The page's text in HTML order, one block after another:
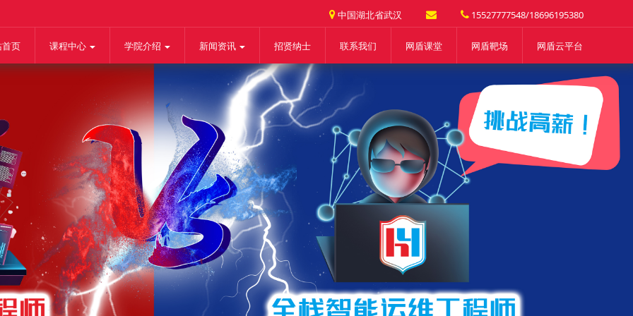
中国湖北省武汉 15527777548/18696195380
页 课程中心 学院介绍 新闻资讯 招贤纳士 联系我们 网盾课堂 网盾靶场 网盾云平台